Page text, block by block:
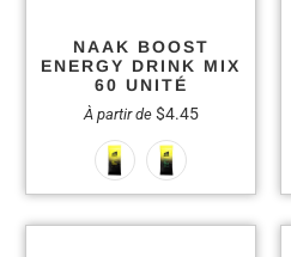
NAAK BOOST
ENERGY DRINK MIX
60 UNITÉ
À partir de $4.45